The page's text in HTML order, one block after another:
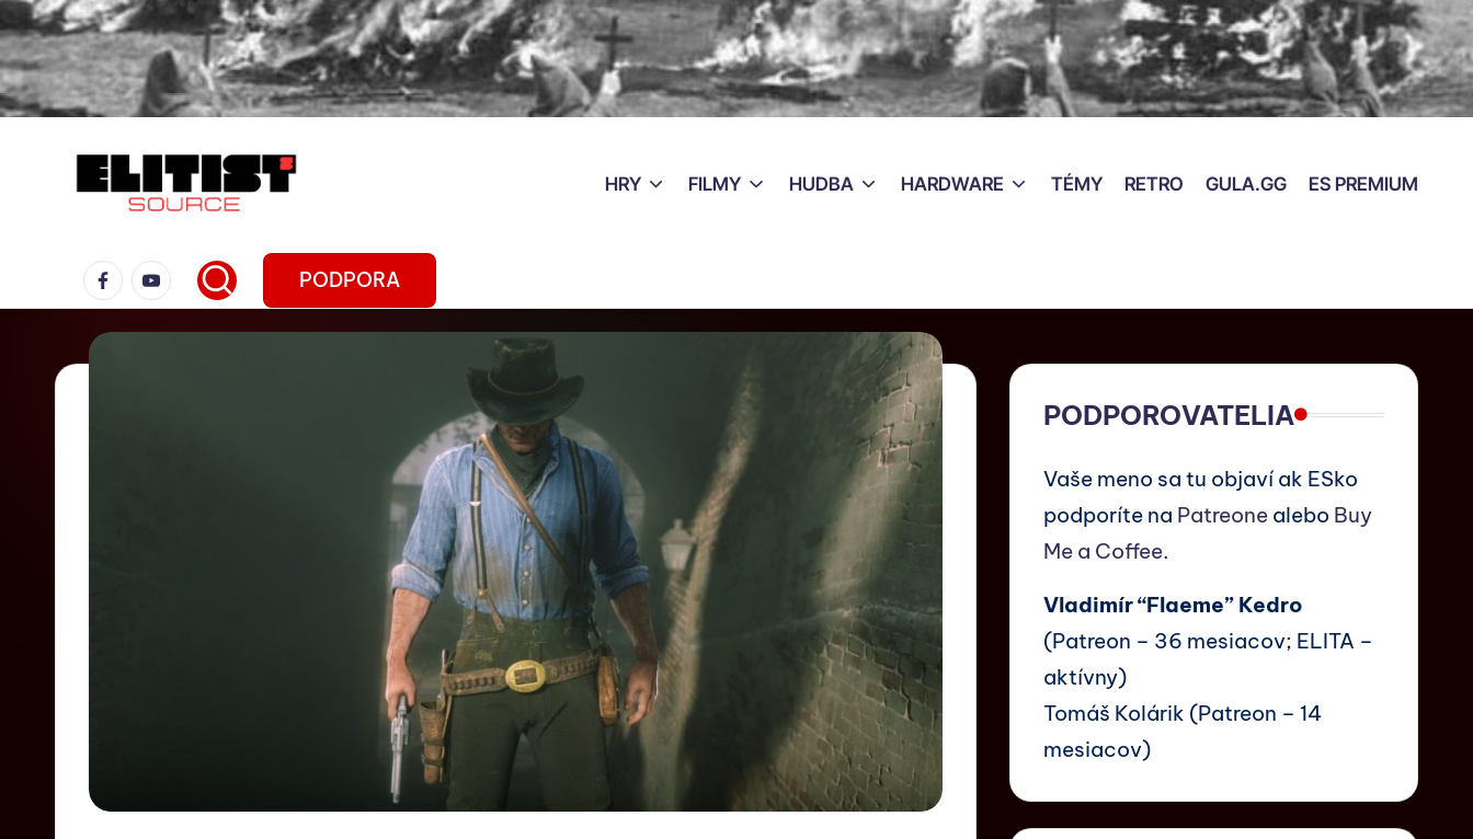
HRY FILMY HUDBA HARDWARE TÉMY RETRO GULA.GG ES PREMIUM
PODPORA
PODPOROVATELIA
Vaše meno sa tu objaví ak ESko
podporíte na Patreonealebo Buy
Me a Coffee.
Vladimír “Flaeme” Kedro
(Patreon – 36 mesiacov; ELITA –
aktívny)
Tomáš Kolárik (Patreon – 14
mesiacov)